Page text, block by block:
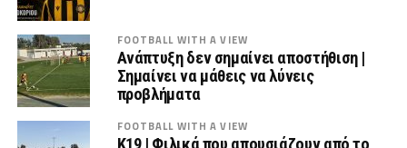
FOOTBALL WITH A VIEW
Ανάπτυξη δεν σημαίνει αποστήθιση |
Σημαίνει να μάθεις να λύνεις
προβλήματα
FOOTBALL WITH A VIEW
Κ19 | Φιλικά που απουσιάζουν από το